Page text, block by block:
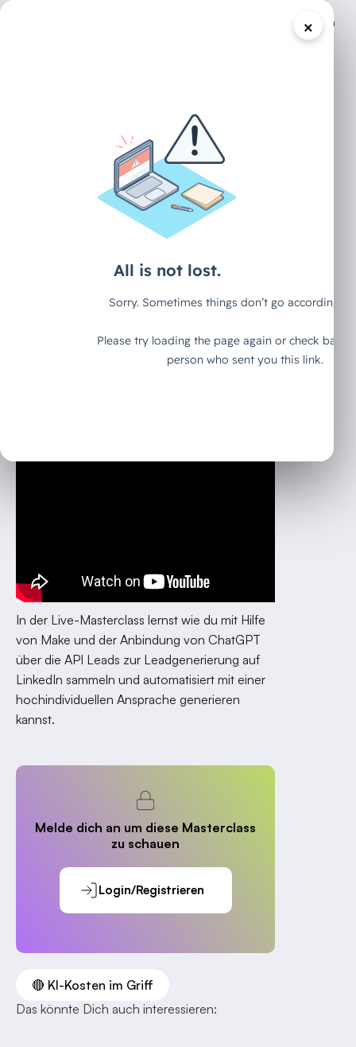
×
Automatisierte
Leadgen -
Maßgeschneiderte
Inhalte für
LinkedIn-Leads
automatisiert mit
In der Live-Masterclass lernst wie du mit Hilfe
von Make und der Anbindung von ChatGPT
über die API Leads zur Leadgenerierung auf
LinkedIn sammeln und automatisiert mit einer
hochindividuellen Ansprache generieren
kannst.
Melde dich an um diese Masterclass
zu schauen
Login/Registrieren
🔴 KI-Kosten im Griff
Das könnte Dich auch interessieren: